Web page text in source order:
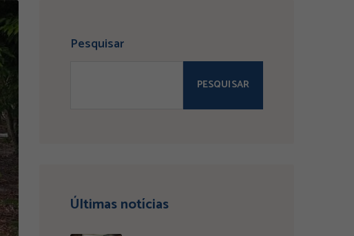
Pesquisar
PESQUISAR
Últimas notícias